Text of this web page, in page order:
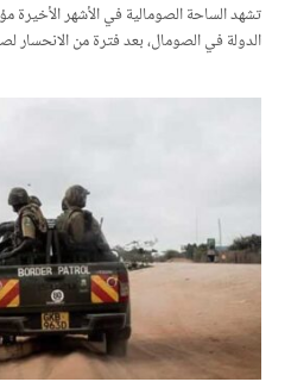
تشهد الساحة الصومالية في الأشهر الأخيرة
الدولة في الصومال، بعد فترة من الانحسار